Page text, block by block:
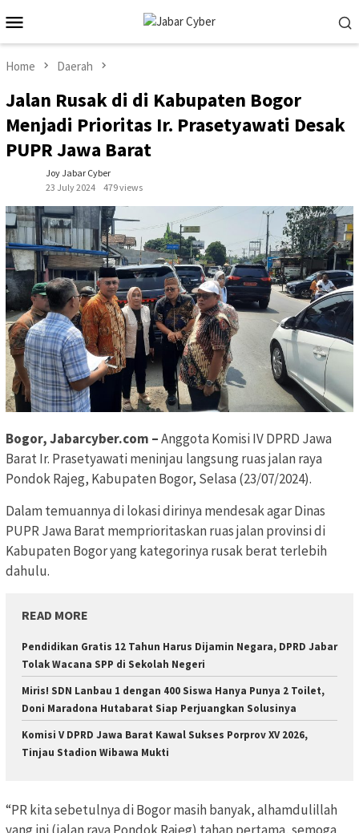
to
contentMenu
Home Daerah
Jalan Rusak di di Kabupaten Bogor
Menjadi Prioritas Ir. Prasetyawati Desak
PUPR Jawa Barat
Joy Jabar Cyber
23 July 2024
479 views
Bogor, Jabarcyber.com –Anggota Komisi IV DPRD Jawa
Barat Ir. Prasetyawati meninjau langsung ruas jalan raya
Pondok Rajeg, Kabupaten Bogor, Selasa (23/07/2024).
Dalam temuannya di lokasi dirinya mendesak agar Dinas
PUPR Jawa Barat memprioritaskan ruas jalan provinsi di
Kabupaten Bogor yang kategorinya rusak berat terlebih
dahulu.
READ MORE
Pendidikan Gratis 12 Tahun Harus Dijamin Negara, DPRD Jabar
Tolak Wacana SPP di Sekolah Negeri
Miris! SDN Lanbau 1 dengan 400 Siswa Hanya Punya 2 Toilet,
Doni Maradona Hutabarat Siap Perjuangkan Solusinya
Komisi V DPRD Jawa Barat Kawal Sukses Porprov XV 2026,
Tinjau Stadion Wibawa Mukti
“PR kita sebetulnya di Bogor masih banyak, alhamdulillah